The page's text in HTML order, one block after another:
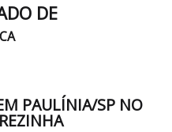
DE
PAULÍNIA/SP NO